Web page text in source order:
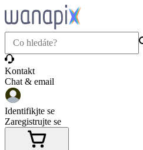
Kontakt
Chat & email
Identifikjte se
Zaregistrujte se